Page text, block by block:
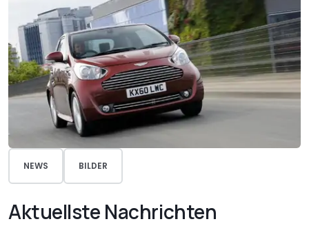
NEWS BILDER
Aktuellste Nachrichten